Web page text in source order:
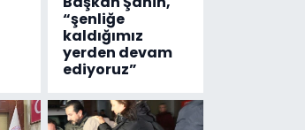
“şenliğe
kaldığımız
yerden devam
ediyoruz”